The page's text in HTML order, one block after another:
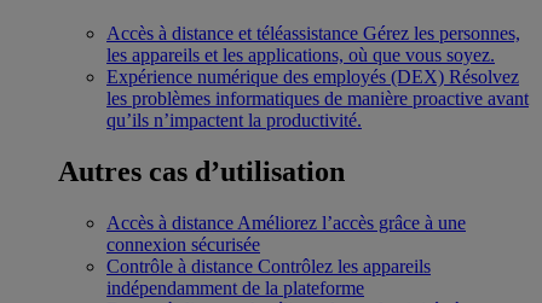
Accès à distance et téléassistance Gérez les personnes,
les appareils et les applications, où que vous soyez.
Expérience numérique des employés (DEX) Résolvez
les problèmes informatiques de manière proactive avant
qu’ils n’impactent la productivité.
Autres cas d’utilisation
Accès à distance Améliorez l’accès grâce à une
connexion sécurisée
Contrôle à distance Contrôlez les appareils
indépendamment de la plateforme